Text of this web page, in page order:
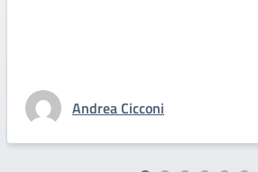
Andrea Cicconi